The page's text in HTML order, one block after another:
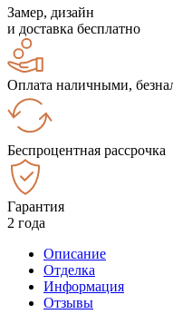
Замер, дизайн
и доставка бесплатно
Оплата наличными,
Беспроцентная рассрочка
Гарантия
2 года
Описание
Отделка
Информация
Отзывы